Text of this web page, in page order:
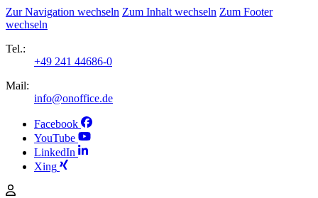
Zur Navigation wechseln Zum Inhalt wechseln Zum Footer
wechseln
Tel.:
+49 241 44686-0
Mail:
info@onoffice.de
Facebook
YouTube
LinkedIn
Xing